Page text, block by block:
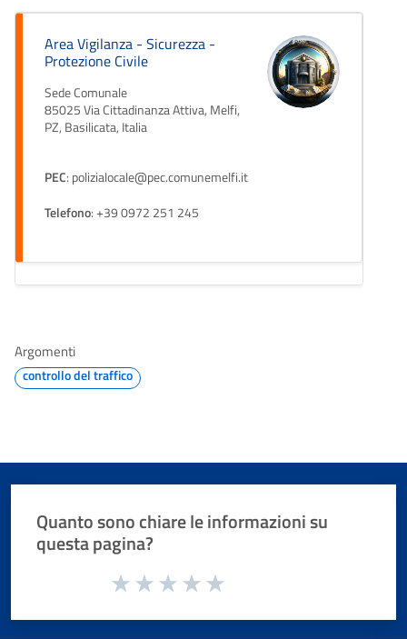
Area Vigilanza - Sicurezza -
Protezione Civile
Sede Comunale
85025 Via Cittadinanza Attiva, Melfi,
PZ, Basilicata, Italia
PEC: polizialocale@pec.comunemelfi.it
Telefono: +39 0972 251 245
Argomenti
controllo del traffico
Quanto sono chiare le informazioni su
questa pagina?
Valuta da 1 a 5 stelle la pagina